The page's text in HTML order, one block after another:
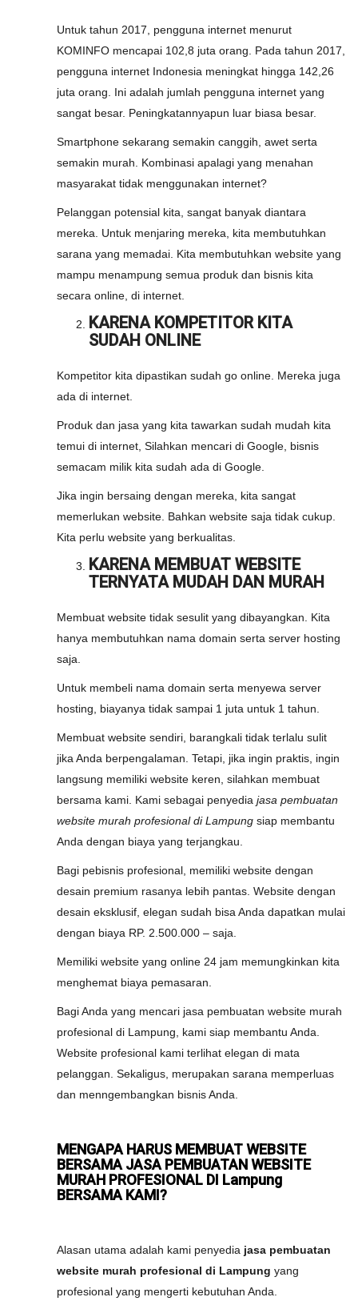
Untuk tahun 2017, pengguna internet menurut
KOMINFO mencapai 102,8 juta orang. Pada tahun 2017,
pengguna internet Indonesia meningkat hingga 142,26
juta orang. Ini adalah jumlah pengguna internet yang
sangat besar. Peningkatannyapun luar biasa besar.
Smartphone sekarang semakin canggih, awet serta
semakin murah. Kombinasi apalagi yang menahan
masyarakat tidak menggunakan internet?
Pelanggan potensial kita, sangat banyak diantara
mereka. Untuk menjaring mereka, kita membutuhkan
sarana yang memadai. Kita membutuhkan website yang
mampu menampung semua produk dan bisnis kita
secara online, di internet.
KARENA KOMPETITOR KITA
SUDAH ONLINE
Kompetitor kita dipastikan sudah go online. Mereka juga
ada di internet.
Produk dan jasa yang kita tawarkan sudah mudah kita
temui di internet, Silahkan mencari di Google, bisnis
semacam milik kita sudah ada di Google.
Jika ingin bersaing dengan mereka, kita sangat
memerlukan website. Bahkan website saja tidak cukup.
Kita perlu website yang berkualitas.
KARENA MEMBUAT WEBSITE
TERNYATA MUDAH DAN MURAH
Membuat website tidak sesulit yang dibayangkan. Kita
hanya membutuhkan nama domain serta server hosting
saja.
Untuk membeli nama domain serta menyewa server
hosting, biayanya tidak sampai 1 juta untuk 1 tahun.
Membuat website sendiri, barangkali tidak terlalu sulit
jika Anda berpengalaman. Tetapi, jika ingin praktis, ingin
langsung memiliki website keren, silahkan membuat
bersama kami. Kami sebagai penyedia jasa pembuatan
website murah profesional di Lampung siap membantu
Anda dengan biaya yang terjangkau.
Bagi pebisnis profesional, memiliki website dengan
desain premium rasanya lebih pantas. Website dengan
desain eksklusif, elegan sudah bisa Anda dapatkan mulai
dengan biaya RP. 2.500.000 – saja.
Memiliki website yang online 24 jam memungkinkan kita
menghemat biaya pemasaran.
Bagi Anda yang mencari jasa pembuatan website murah
profesional di Lampung, kami siap membantu Anda.
Website profesional kami terlihat elegan di mata
pelanggan. Sekaligus, merupakan sarana memperluas
dan menngembangkan bisnis Anda.
MENGAPA HARUS MEMBUAT WEBSITE
BERSAMA JASA PEMBUATAN WEBSITE
MURAH PROFESIONAL DI Lampung
BERSAMA KAMI?
Alasan utama adalah kami penyedia jasa pembuatan
website murah profesional di Lampung yang
profesional yang mengerti kebutuhan Anda.